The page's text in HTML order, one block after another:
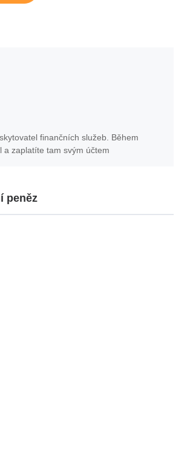
finančních služeb. Během
a zaplatíte tam svým účtem
peněz